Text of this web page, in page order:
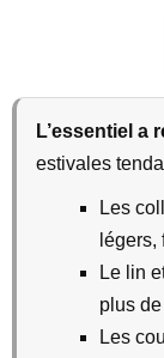
L’essentiel a
estivales
Les
légers,
Le lin
plus
Les